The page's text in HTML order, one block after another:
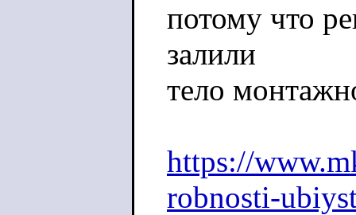
потому что
залили
тело
https://
robnosti-